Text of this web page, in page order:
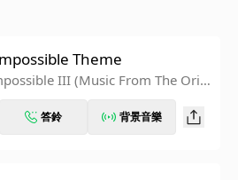
Theme
III (Music From The Origi
答鈴 背景音樂